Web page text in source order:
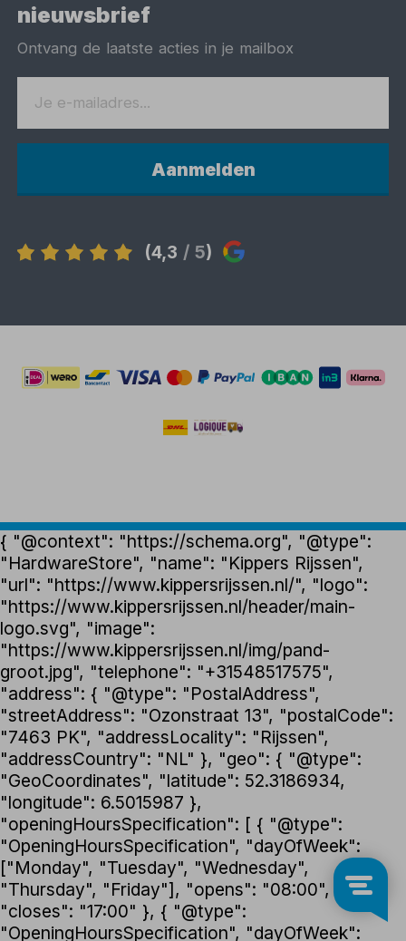
nieuwsbrief
Ontvang de laatste acties in je mailbox
Aanmelden
(4,3 / 5)
{ "@context": "https://schema.org", "@type":
"HardwareStore", "name": "Kippers Rijssen",
"url": "https://www.kippersrijssen.nl/", "logo":
"https://www.kippersrijssen.nl/header/main-
logo.svg", "image":
"https://www.kippersrijssen.nl/img/pand-
groot.jpg", "telephone": "+31548517575",
"address": { "@type": "PostalAddress",
"streetAddress": "Ozonstraat 13", "postalCode":
"7463 PK", "addressLocality": "Rijssen",
"addressCountry": "NL" }, "geo": { "@type":
"GeoCoordinates", "latitude": 52.3186934,
"longitude": 6.5015987 },
"openingHoursSpecification": [ { "@type":
"OpeningHoursSpecification", "dayOfWeek":
["Monday", "Tuesday", "Wednesday",
"Thursday", "Friday"], "opens": "08:00",
"closes": "17:00" }, { "@type":
"OpeningHoursSpecification", "dayOfWeek":